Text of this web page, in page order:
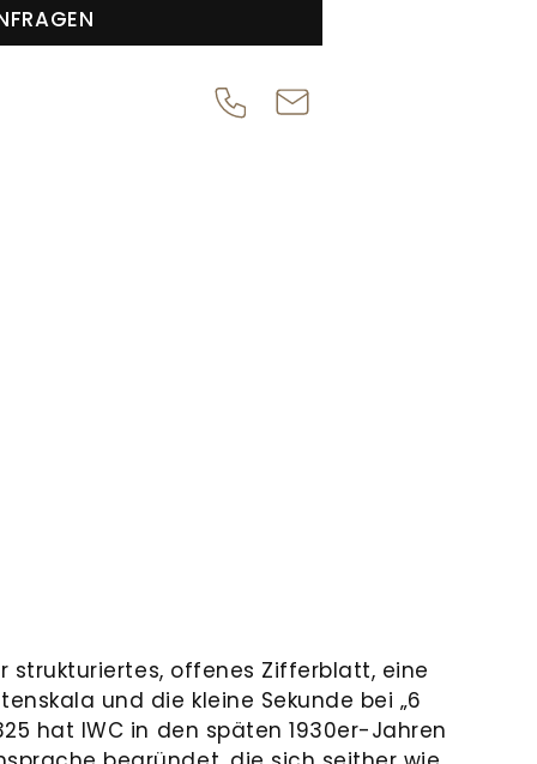
strukturiertes, offenes Zifferblatt, eine
und die kleine Sekunde bei „6
hat IWC in den späten 1930er-Jahren